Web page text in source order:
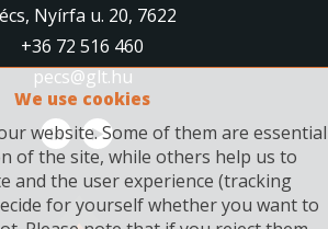
Nyírfa u. 20, 7622
+36 72 516 460
pecs@glt.hu
We use cookies
website. Some of them are essential
of the site, while others help us to
and the user experience (tracking
for yourself whether you want to